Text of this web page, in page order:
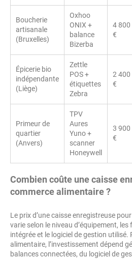
Boucherie
artisanale
(Bruxelles)
Oxhoo
ONIX +
balance
Bizerba
4 800
€
Épicerie bio
indépendante
(Liège)
Zettle
POS +
étiquettes
Zebra
2 400
€
Primeur de
quartier
(Anvers)
TPV
Aures
Yuno +
scanner
Honeywell
3 900
€
Combien coûte une caisse
commerce alimentaire ?
Le prix d’une caisse enregistreuse
varie selon le niveau d’équipement,
intégrée et le logiciel de gestion utilisé.
alimentaire, l’investissement dépend
balances connectées, du logiciel de